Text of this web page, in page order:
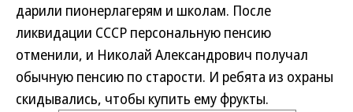
дарили пионерлагерям и школам. После
ликвидации СССР персональную пенсию
отменили, и Николай Александрович получал
обычную пенсию по старости. И ребята из охраны
скидывались, чтобы купить ему фрукты.